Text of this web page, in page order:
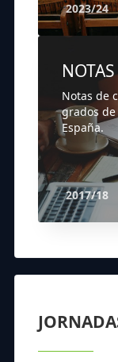
2023/24
Notas de
grados
España.
2017/18